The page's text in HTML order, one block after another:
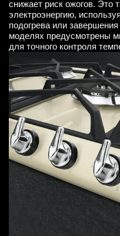
снижает риск ожогов. Это
электроэнергию,
подогрева или
моделях предусмотрены
для точного контроля